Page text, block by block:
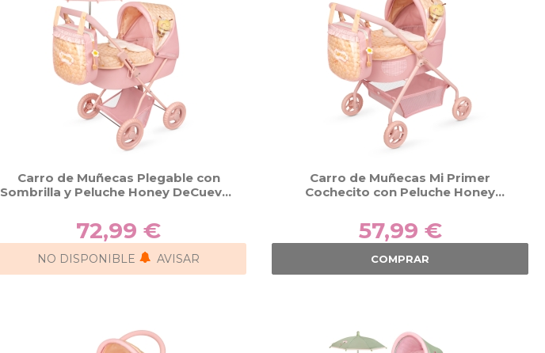
Carro de Muñecas Plegable con
Sombrilla y Peluche Honey DeCuevas
72,99 €
NO DISPONIBLE AVISAR
Carro de Muñecas Mi Primer
Cochecito con Peluche Honey
57,99 €
COMPRAR